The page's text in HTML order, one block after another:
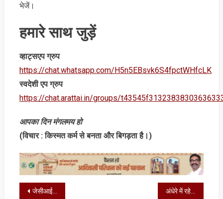
भेजें।
हमारे साथ जुड़ें
व्‍हाट्सएप ग्रुप
https://chat.whatsapp.com/H5n5EBsvk6S4fpctWHfcLK
स्‍वदेशी एप ग्रुप
https://chat.arattai.in/groups/
आपका दिन मंगलमय हो
(विचार : किस्‍मत कर्म से बनता और बिगड़ता है।)
Post
जेसीआई रांची का स्वास्थ्य जांच एवं रक्तदान शिविर का आयोजन अंधेरे में रहे मिनी रत्न कंपनी CCL के सीएमडी, जानें वजह